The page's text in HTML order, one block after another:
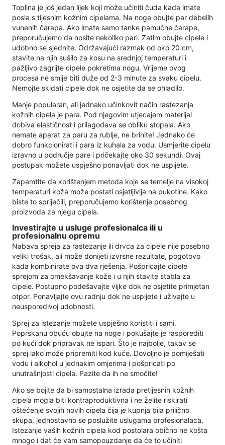
Toplina je još jedan lijek koji može učiniti čuda kada imate
posla s tijesnim kožnim cipelama. Na noge obujte par debelih
vunenih čarapa. Ako imate samo tanke pamučne čarape,
preporučujemo da nosite nekoliko pari. Zatim obujte cipele i
udobno se sjednite. Održavajući razmak od oko 20 cm,
stavite na njih sušilo za kosu na srednjoj temperaturi i
pažljivo zagrijte cipele pokretima nogu. Vrijeme ovog
procesa ne smije biti duže od 2-3 minute za svaku cipelu.
Nemojte skidati cipele dok ne osjetite da se ohladilo.
Manje popularan, ali jednako učinkovit način rastezanja
kožnih cipela je para. Pod njegovim utjecajem materijal
dobiva elastičnost i prilagođava se obliku stopala. Ako
nemate aparat za paru za rublje, ne brinite! Jednako će
dobro funkcionirati i para iz kuhala za vodu. Usmjerite cipelu
izravno u područje pare i pričekajte oko 30 sekundi. Ovaj
postupak možete uspješno ponavljati dok ne uspijete.
Zapamtite da korištenjem metoda koje se temelje na visokoj
temperaturi koža može postati osjetljivija na pukotine. Kako
biste to spriječili, preporučujemo korištenje posebnog
proizvoda za njegu cipela.
Investirajte u usluge profesionalca ili u
profesionalnu opremu
Nabava spreja za rastezanje ili drvca za cipele nije posebno
veliki trošak, ali može donijeti izvrsne rezultate, pogotovo
kada kombinirate ova dva rješenja. Pošpricajte cipele
sprejom za omekšavanje kože i u njih stavite stabla za
cipele. Postupno podešavajte vijke dok ne osjetite primjetan
otpor. Ponavljajte ovu radnju dok ne uspijete i uživajte u
neusporedivoj udobnosti.
Sprej za istezanje možete uspješno koristiti i sami.
Poprskanu obuću obujte na noge i pokušajte je rasporediti
po kući dok pripravak ne ispari. Što je najbolje, takav se
sprej lako može pripremiti kod kuće. Dovoljno je pomiješati
vodu i alkohol u jednakim omjerima i pošpricati po
unutrašnjosti cipela. Pazite da ih ne smočite!
Ako se bojite da bi samostalna izrada pretijesnih kožnih
cipela mogla biti kontraproduktivna i ne želite riskirati
oštećenje svojih novih cipela čija je kupnja bila prilično
skupa, jednostavno se poslužite uslugama profesionalaca.
Istezanje vaših kožnih cipela kod postolara obično ne košta
mnogo i dat će vam samopouzdanje da će to učiniti